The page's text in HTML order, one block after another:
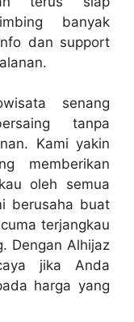
banyak
dan support
senang
tanpa
Kami yakin
memberikan
oleh semua
berusaha buat
terjangkau
Dengan Alhijaz
jika Anda
harga yang